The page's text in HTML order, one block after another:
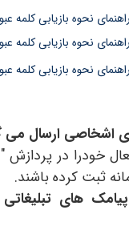
راهنمای نحوه بازیابی کلمه
راهنمای نحوه بازیابی کلمه
راهنمای نحوه بازیابی کلمه
اشخاصی ارسال می
خودرا در پردازش "
ثبت کرده باشند.
پیامک های تبلیغاتی